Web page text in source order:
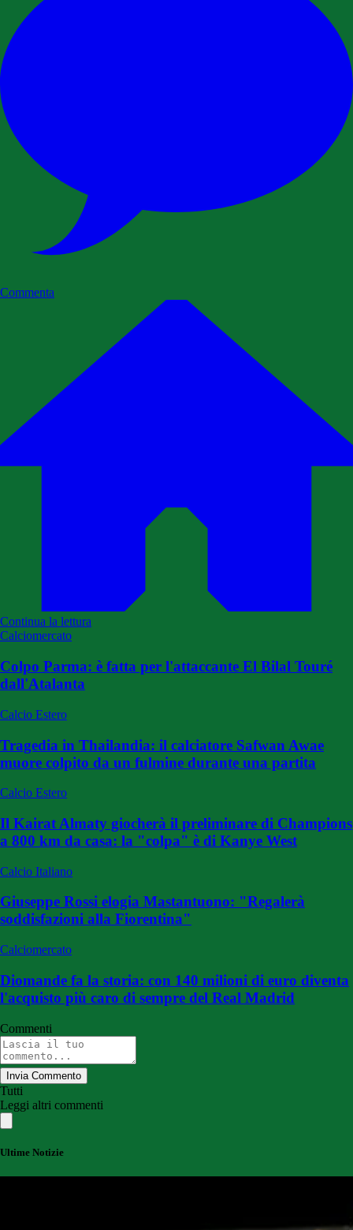
Commenta
Continua la lettura
Calciomercato
Colpo Parma: è fatta per l'attaccante El Bilal Touré
dall'Atalanta
Calcio Estero
Tragedia in Thailandia: il calciatore Safwan Awae
muore colpito da un fulmine durante una partita
Calcio Estero
Il Kairat Almaty giocherà il preliminare di Champions
a 800 km da casa: la "colpa" è di Kanye West
Calcio Italiano
Giuseppe Rossi elogia Mastantuono: "Regalerà
soddisfazioni alla Fiorentina"
Calciomercato
Diomande fa la storia: con 140 milioni di euro diventa
l'acquisto più caro di sempre del Real Madrid
Commenti
Invia Commento
Tutti
Leggi altri commenti
Ultime Notizie